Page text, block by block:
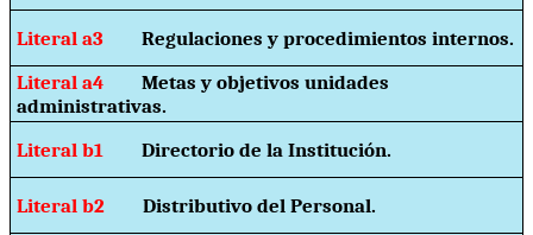
Literal a3 Regulaciones y procedimientos internos.
Literal a4 Metas y objetivos unidades
administrativas.
Literal b1 Directorio de la Institución.
Literal b2 Distributivo del Personal.